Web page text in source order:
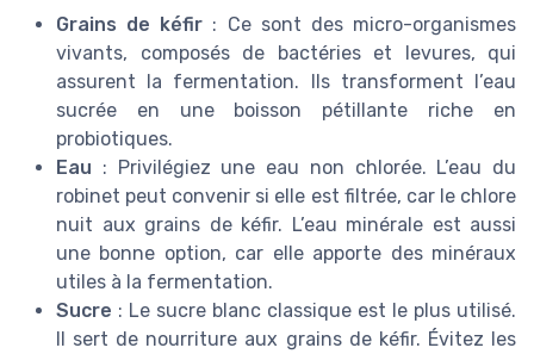
Grains de kéfir : Ce sont des micro-organismes
vivants, composés de bactéries et levures, qui
assurent la fermentation. Ils transforment l’eau
sucrée en une boisson pétillante riche en
probiotiques.
Eau : Privilégiez une eau non chlorée. L’eau du
robinet peut convenir si elle est filtrée, car le chlore
nuit aux grains de kéfir. L’eau minérale est aussi
une bonne option, car elle apporte des minéraux
utiles à la fermentation.
Sucre : Le sucre blanc classique est le plus utilisé.
Il sert de nourriture aux grains de kéfir. Évitez les